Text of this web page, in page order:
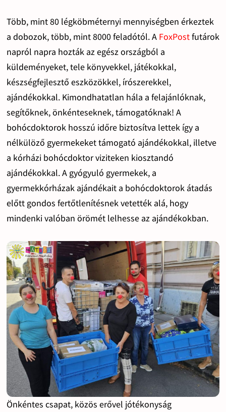
Több, mint 80 légköbméternyi mennyiségben érkeztek
a dobozok, több, mint 8000 feladótól. A FoxPostfutárok
napról napra hozták az egész országból a
küldeményeket, tele könyvekkel, játékokkal,
készségfejlesztő eszközökkel, írószerekkel,
ajándékokkal. Kimondhatatlan hála a felajánlóknak,
segítőknek, önkénteseknek, támogatóknak! A
bohócdoktorok hosszú időre biztosítva lettek így a
nélkülöző gyermekeket támogató ajándékokkal, illetve
a kórházi bohócdoktor viziteken kiosztandó
ajándékokkal. A gyógyuló gyermekek, a
gyermekkórházak ajándékait a bohócdoktorok átadás
előtt gondos fertőtlenítésnek vetették alá, hogy
mindenki valóban örömét lelhesse az ajándékokban.
Önkéntes csapat, közös erővel jótékonyság